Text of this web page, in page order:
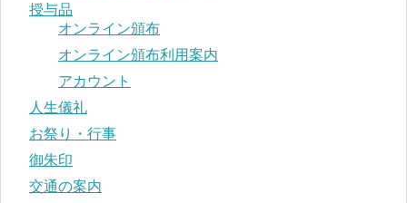
授与品
オンライン頒布
オンライン頒布利用案内
アカウント
人生儀礼
お祭り・行事
御朱印
交通の案内